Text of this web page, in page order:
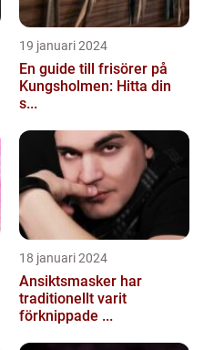
19 januari 2024
En guide till frisörer på
Kungsholmen: Hitta din
s...
18 januari 2024
Ansiktsmasker har
traditionellt varit
förknippade ...